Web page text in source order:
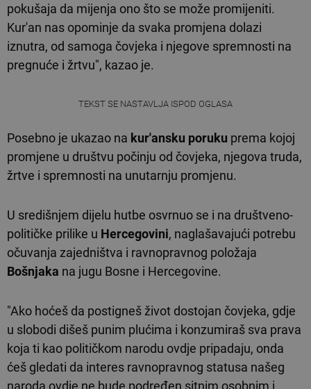
pokušaja da mijenja ono što se može promijeniti.
Kur'an nas opominje da svaka promjena dolazi
iznutra, od samoga čovjeka i njegove spremnosti na
pregnuće i žrtvu", kazao je.
TEKST SE NASTAVLJA ISPOD OGLASA
Posebno je ukazao na kur'ansku poruku prema kojoj
promjene u društvu počinju od čovjeka, njegova truda,
žrtve i spremnosti na unutarnju promjenu.
U središnjem dijelu hutbe osvrnuo se i na društveno-
političke prilike u Hercegovini, naglašavajući potrebu
očuvanja zajedništva i ravnopravnog položaja
Bošnjaka na jugu Bosne i Hercegovine.
"Ako hoćeš da postigneš život dostojan čovjeka, gdje
u slobodi dišeš punim plućima i konzumiraš sva prava
koja ti kao političkom narodu ovdje pripadaju, onda
ćeš gledati da interes ravnopravnog statusa našeg
naroda ovdje ne bude podređen sitnim osobnim i